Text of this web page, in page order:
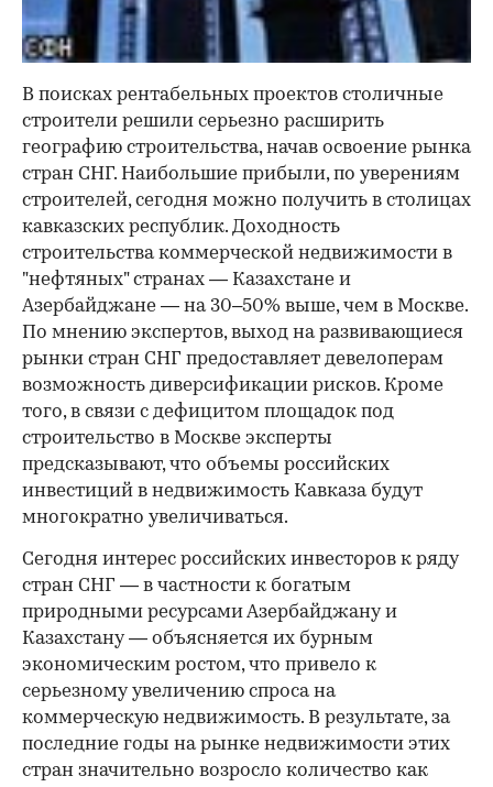
В поисках рентабельных проектов столичные
строители решили серьезно расширить
географию строительства, начав освоение рынка
стран СНГ. Наибольшие прибыли, по уверениям
строителей, сегодня можно получить в столицах
кавказских республик. Доходность
строительства коммерческой недвижимости в
"нефтяных" странах — Казахстане и
Азербайджане — на 30–50% выше, чем в Москве.
По мнению экспертов, выход на развивающиеся
рынки стран СНГ предоставляет девелоперам
возможность диверсификации рисков. Кроме
того, в связи с дефицитом площадок под
строительство в Москве эксперты
предсказывают, что объемы российских
инвестиций в недвижимость Кавказа будут
многократно увеличиваться.
Сегодня интерес российских инвесторов к ряду
стран СНГ — в частности к богатым
природными ресурсами Азербайджану и
Казахстану — объясняется их бурным
экономическим ростом, что привело к
серьезному увеличению спроса на
коммерческую недвижимость. В результате, за
последние годы на рынке недвижимости этих
стран значительно возросло количество как